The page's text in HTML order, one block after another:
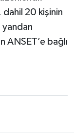
20 kişinin
yandan
ANSET’e bağlı